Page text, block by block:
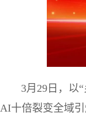
3月29日，以
AI十倍裂变全域